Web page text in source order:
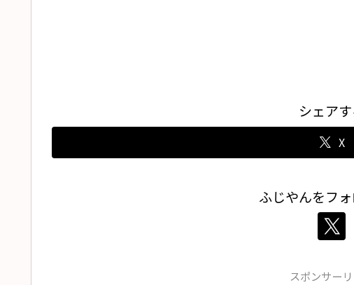
シェア
X
ふじやんをフ
スポンサー